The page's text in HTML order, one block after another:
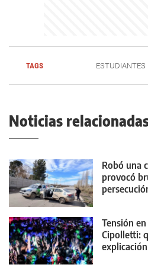
TAGS ESTUDIANTES
Noticias
Robó una
provocó
Tensión
Cipolletti: